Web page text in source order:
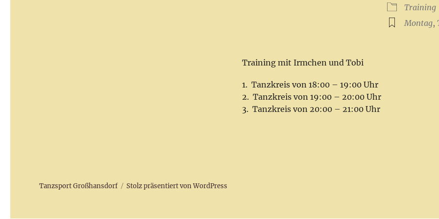
Training
Montag,
Training mit Irmchen und Tobi
Tanzkreis von 18:00 – 19:00 Uhr
Tanzkreis von 19:00 – 20:00 Uhr
Tanzkreis von 20:00 – 21:00 Uhr
Tanzsport Großhansdorf Stolz präsentiert von WordPress